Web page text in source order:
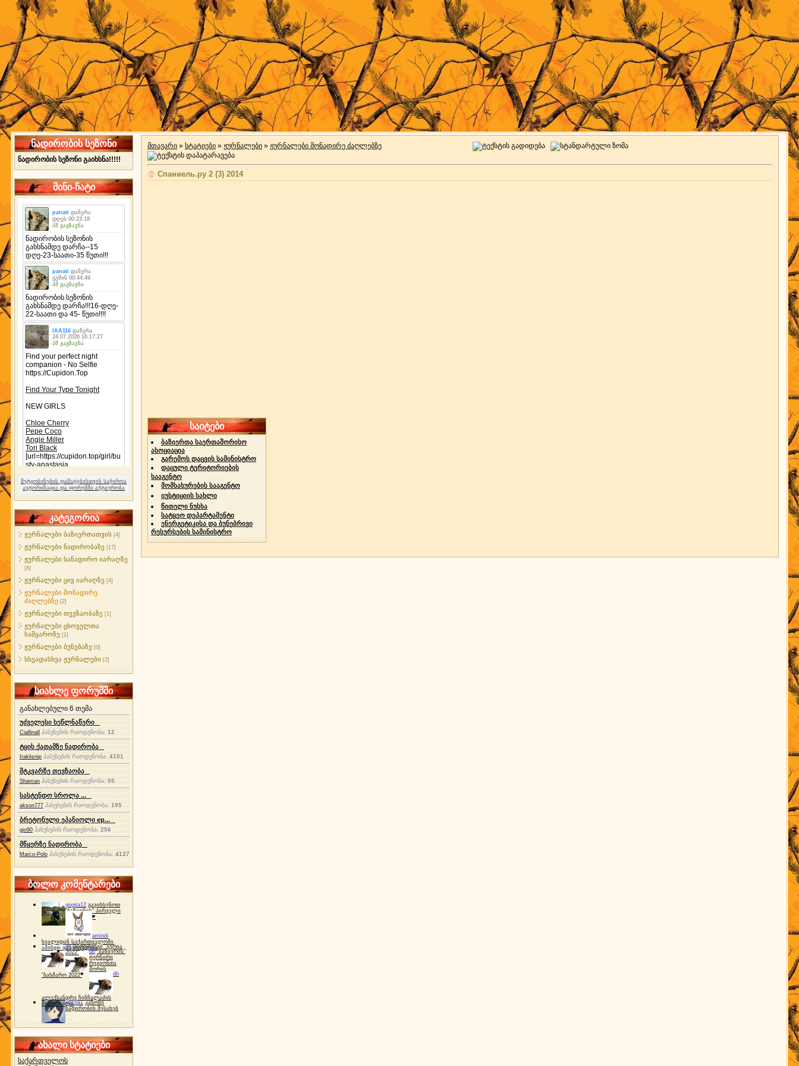
ნადირობის სეზონი
ნადირობის სეზონი გაიხსნა!!!!!
მინი-ჩატი
შეტყობინების დამატებისთვის საჭიროა
ავტორიზაცია და ფორუმში აქტიურობა
კატეგორია
ჟურნალები ბაზიერთათვის [4]
ჟურნალები ნადირობაზე [17]
ჟურნალები სანადირო იარაღზე
[8]
ჟურნალები ცივ იარაღზე [4]
ჟურნალები მონადირე
ძაღლებზე [2]
ჟურნალები თევზაობაზე [1]
ჟურნალები ცხოველთა
სამყაროზე [1]
ჟურნალები ბუნებაზე [0]
სხვადასხვა ჟურნალები [2]
სიახლე ფორუმში
განახლებული 6 თემა
უძველესი ხეწლნაწერი
Ciallinall პასუხების რაოდენობა:12
ტყის ქათამზე ნადირობა
Iraklisnip პასუხების რაოდენობა: 4101
მტკვარზე თევზაობა
Shaman პასუხების რაოდენობა:55
სასტენდო სროლა ...
akson777 პასუხების რაოდენობა:195
ბრეტონული ეპანიოლი ep...
gio90 პასუხების რაოდენობა:256
მწყერზე ნადირობა
Marco-Polo პასუხების რაოდენობა:4137
ბოლო კომენტარები
gogita12 გავიხსენოთ
"ბაზიერის" პირველი
ტურნირი ❤
amindi
ხვალიდან საქართველოში
ამინდი გაუარესდება
dh სპორტინგი "გურია
2022"
dh "ბაზიერის"
ტურნირი
რეგიონთა
შორის
"ბახმარო 2022"
dh
ალექსანდრე ჩინჩალაძის
მემორიალიgocha1 კანონი
ნადირობის შესახებ
ახალი სტატიები
საქართველოს
მთავარი » სტატიები » ჟურნალები » ჟურნალები მონადირე ძაღლებზე
Спаниель.ру 2 (3) 2014
საიტები
ბაზიერთა საერთაშორისო
ასოციაცია
გარემოს დაცვის სამინისტრო
დაცული ტერიტორიების
სააგენტო
მომსახურების სააგენტო
იუსტიციის სახლი
წითელი ნუსხა
სატყეო დეპარტამენტი
ენერგეტიკისა და ბუნებრივი
რესურსების სამინისტრო